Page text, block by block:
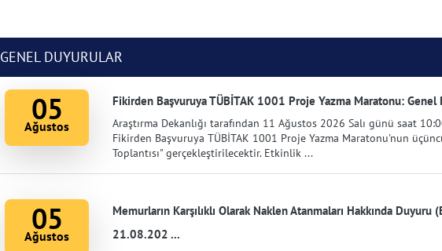
GENEL DUYURULAR
05
Ağustos
Fikirden Başvuruya TÜBİTAK 1001 Proje Yazma Maratonu: Genel
Araştırma Dekanlığı tarafından 11 Ağustos 2026 Salı günü saat
Fikirden Başvuruya TÜBİTAK 1001 Proje Yazma Maratonu'nun
Toplantısı" gerçekleştirilecektir. Etkinlik ...
05
Ağustos
Memurların Karşılıklı Olarak Naklen Atanmaları Hakkında
21.08.202 ...